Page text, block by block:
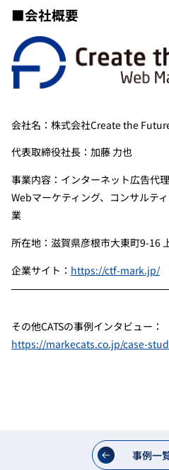
■会社概要
会社名：株式会社Create the
代表取締役社長：加藤 力也
事業内容：インターネット広告代
Webマーケティング、コンサルテ
業
所在地：滋賀県彦根市大東町9-16
企業サイト： https://ctf-mark.jp/
その他CATSの事例インタビュー：
https://markecats.co.jp/case-
事例一